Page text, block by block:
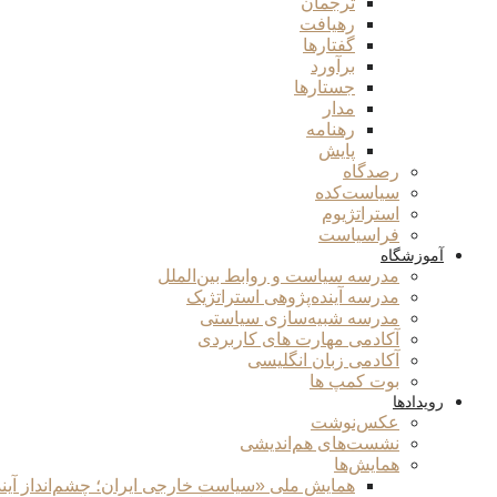
رهیافت
گفتارها
برآورد
جستارها
مدار
رهنامه
پایش
رصدگاه
سیاست‌کده
استراتژیوم
فراسیاست
آموزشگاه
مدرسه سیاست و روابط بین‌الملل
مدرسه آینده‌پژوهی استراتژیک
مدرسه شبیه‌سازی سیاستی
آکادمی مهارت های کاربردی
آکادمی زبان انگلیسی
بوت کمپ ها
رویدادها
عکس‌نوشت
نشست‌های هم‌اندیشی
همایش‌ها
همایش ملی «سیاست خارجی ایران؛ چشم‌انداز